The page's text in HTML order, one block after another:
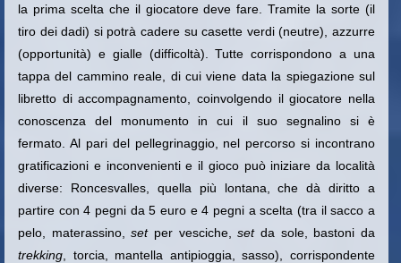
la prima scelta che il giocatore deve fare. Tramite la sorte (il
tiro dei dadi) si potrà cadere su casette verdi (neutre), azzurre
(opportunità) e gialle (difficoltà). Tutte corrispondono a una
tappa del cammino reale, di cui viene data la spiegazione sul
libretto di accompagnamento, coinvolgendo il giocatore nella
conoscenza del monumento in cui il suo segnalino si è
fermato. Al pari del pellegrinaggio, nel percorso si incontrano
gratificazioni e inconvenienti e il gioco può iniziare da località
diverse: Roncesvalles, quella più lontana, che dà diritto a
partire con 4 pegni da 5 euro e 4 pegni a scelta (tra il sacco a
pelo, materassino,setper vesciche,setda sole, bastoni da
trekking , torcia, mantella antipioggia, sasso), corrispondente